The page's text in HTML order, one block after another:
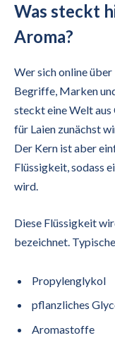
Was steckt
Aroma?
Wer sich online
Begriffe, Marken
steckt eine Welt aus
für Laien zunächst
Der Kern ist aber
Flüssigkeit, sodass
wird.
Diese Flüssigkeit
bezeichnet.
Propylenglykol
pflanzliches
Aromastoffe